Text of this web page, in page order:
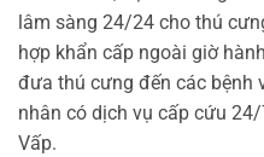
lâm sàng 24/24 cho thú
hợp khẩn cấp ngoài giờ
đưa thú cưng đến các bệnh
nhân có dịch vụ cấp cứu
Vấp.